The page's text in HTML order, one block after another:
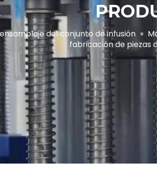
del conjunto de infusión »
fabricación de piezas